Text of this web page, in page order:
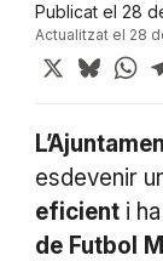
Publicat el 28
Actualitzat el 28
X
esdevenir
eficienti ha
de Futbol